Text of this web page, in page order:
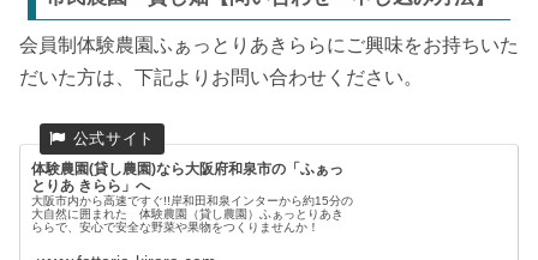
会員制体験農園ふぁっとりあきららにご興味をお持ちいた
だいた方は、下記よりお問い合わせください。
体験農園(貸し農園)なら大阪府和泉市の「ふぁっ
とりあ きらら」へ
大阪市内から高速ですぐ!!岸和田和泉インターから約15分の
大自然に囲まれた 体験農園（貸し農園）ふぁっとりあき
ららで、安心で安全な野菜や果物をつくりませんか！